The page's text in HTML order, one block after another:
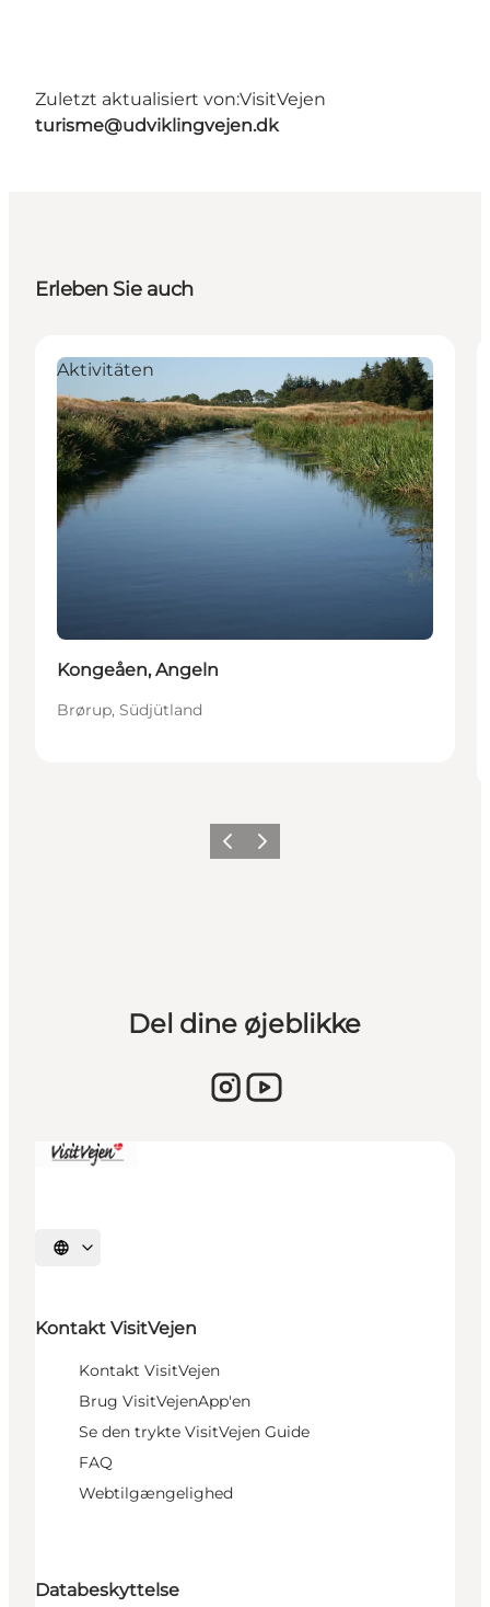
Zuletzt aktualisiert von:VisitVejen
turisme@udviklingvejen.dk
Erleben Sie auch
Aktivitäten
Kongeåen, Angeln
Brørup, Südjütland
Vorherige Folie
Nächste Folie
Del dine øjeblikke
Sprache auswählen
Kontakt VisitVejen
Kontakt VisitVejen
Brug VisitVejenApp'en
Se den trykte VisitVejen Guide
FAQ
Webtilgængelighed
Databeskyttelse